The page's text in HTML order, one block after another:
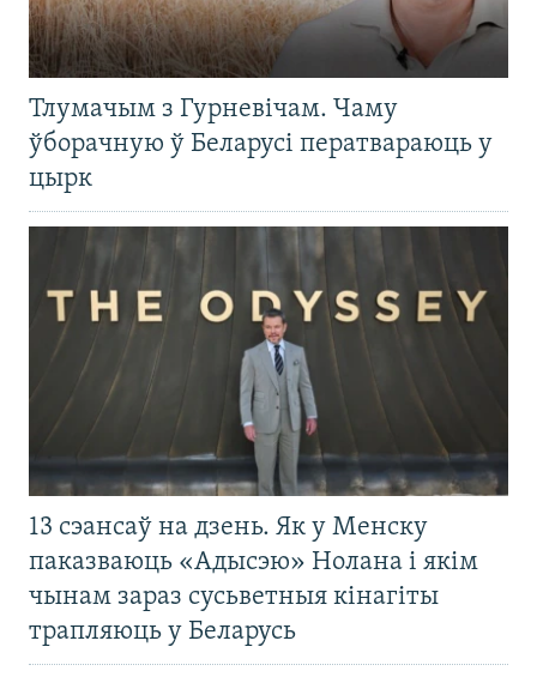
Тлумачым з Гурневічам. Чаму
ўборачную ў Беларусі ператвараюць у
цырк
13 сэансаў на дзень. Як у Менску
паказваюць «Адысэю» Нолана і якім
чынам зараз сусьветныя кінагіты
трапляюць у Беларусь